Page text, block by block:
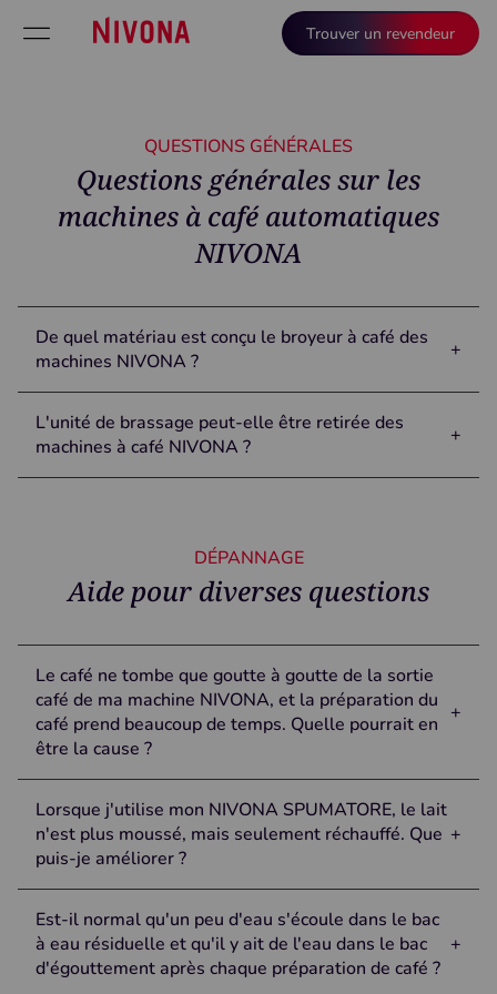
Trouver un revendeur
QUESTIONS GÉNÉRALES
Questions générales sur les
machines à café automatiques
NIVONA
De quel matériau est conçu le broyeur à café des
machines NIVONA ?
+
Le broyeur est en acier trempé et est un broyeur conique de
haute qualité.
L'unité de brassage peut-elle être retirée des
machines à café NIVONA ?
+
une serviette de cuisine. Il n'y a pas plus propre.
DÉPANNAGE
Aide pour diverses questions
Le café ne tombe que goutte à goutte de la sortie
café de ma machine NIVONA, et la préparation du
café prend beaucoup de temps. Quelle pourrait en
être la cause ?
+
le niveau de mouture plus grossièrement (remarque : ne réglez le
niveau de mouture que lorsque le broyeur est en marche !).
Lorsque vous préparez du café à l'aide de la goulotte à poudre,
Lorsque j'utilise mon NIVONA SPUMATORE, le lait
n'est plus moussé, mais seulement réchauffé. Que
puis-je améliorer ?
+
(une fois démontée) en suivant les instructions correspondantes
du manuel d'utilisation. Il est important d'éliminer tous les
résidus de lait incrustés, en particulier dans la valve d'aspiration
Est-il normal qu'un peu d'eau s'écoule dans le bac
à eau résiduelle et qu'il y ait de l'eau dans le bac
d'égouttement après chaque préparation de café ?
+